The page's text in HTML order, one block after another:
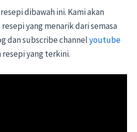
dibawah ini. Kami akan
yang menarik dari semasa
dan subscribe channelyoutube
yang terkini.